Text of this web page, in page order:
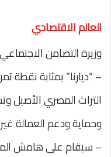
العالم الاقتصادي
وزيرة التضامن
– “ديارنا” بمثابة
التراث المصري الأصيل
وحماية ودعم العمالة
– سيقام على هامش